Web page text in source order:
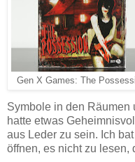
Gen X Games: The
Symbole in den Räumen
hatte etwas
aus Leder zu sein. Ich
öffnen, es nicht zu lesen,